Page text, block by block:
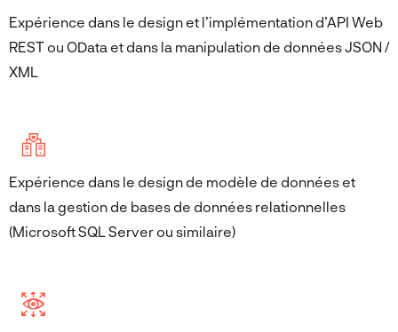
Expérience dans le design et l’implémentation d’API Web
REST ou OData et dans la manipulation de données JSON /
XML
Expérience dans le design de modèle de données et
dans la gestion de bases de données relationnelles
(Microsoft SQL Server ou similaire)